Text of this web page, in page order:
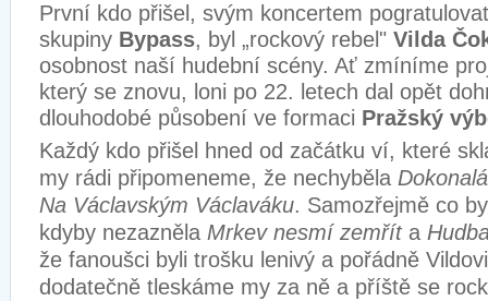
První kdo přišel, svým koncertem
skupiny Bypass, byl „rockový rebel" Vilda
osobnost naší hudební scény. Ať zmíníme
který se znovu, loni po 22. letech dal opět
dlouhodobé působení ve formaci Pražský
Každý kdo přišel hned od začátku ví, které
my rádi připomeneme, že nechyběla
Na Václavským Václaváku. Samozřejmě co
kdyby nezazněla Mrkev nesmí zemřít a
že fanoušci byli trošku lenivý a pořádně
dodatečně tleskáme my za ně a příště se